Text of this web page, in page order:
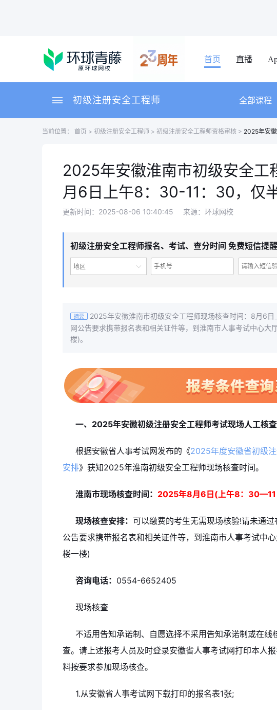
首页 直播
初级注册安全工程师 全部课程
当前位置： 首页 > 初级注册安全工程师 > 初级注册安全工程师资格审核 > 2025年安
2025年安徽淮南市初级安全工
月6日上午8：30-11：30，仅
更新时间：2025-08-06 10:40:45 来源：环球网校
初级注册安全工程师报名、考试、查分时间 免费短信提醒
地区
摘要
2025年安徽淮南市初级安全工程师现场核查时间：8月6
网公告要求携带报名表和相关证件等，到淮南市人事考试中心大
楼)。
一、2025年安徽初级注册安全工程师考试现场人工核
根据安徽省人事考试网发布的《2025年度安徽省初级
安排》获知2025年淮南初级安全工程师现场核查时间。
淮南市现场核查时间： 2025年8月6日(上午8：
现场核查安排： 可以缴费的考生无需现场核验!请未通
公告要求携带报名表和相关证件等，到淮南市人事考试中
楼一楼)
咨询电话： 0554-6652405
现场核查
不适用告知承诺制、自愿选择不采用告知承诺制或在
查。请上述报考人员及时登录安徽省人事考试网打印本人
料按要求参加现场核查。
1.从安徽省人事考试网下载打印的报名表1张;